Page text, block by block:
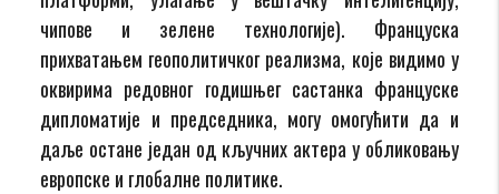
чипове и зелене технологије). Француска
прихватањем геополитичког реализма, које видимо у
оквирима редовног годишњег састанка француске
дипломатије и председника, могу омогућити да и
даље остане један од кључних актера у обликовању
европске и глобалне политике.